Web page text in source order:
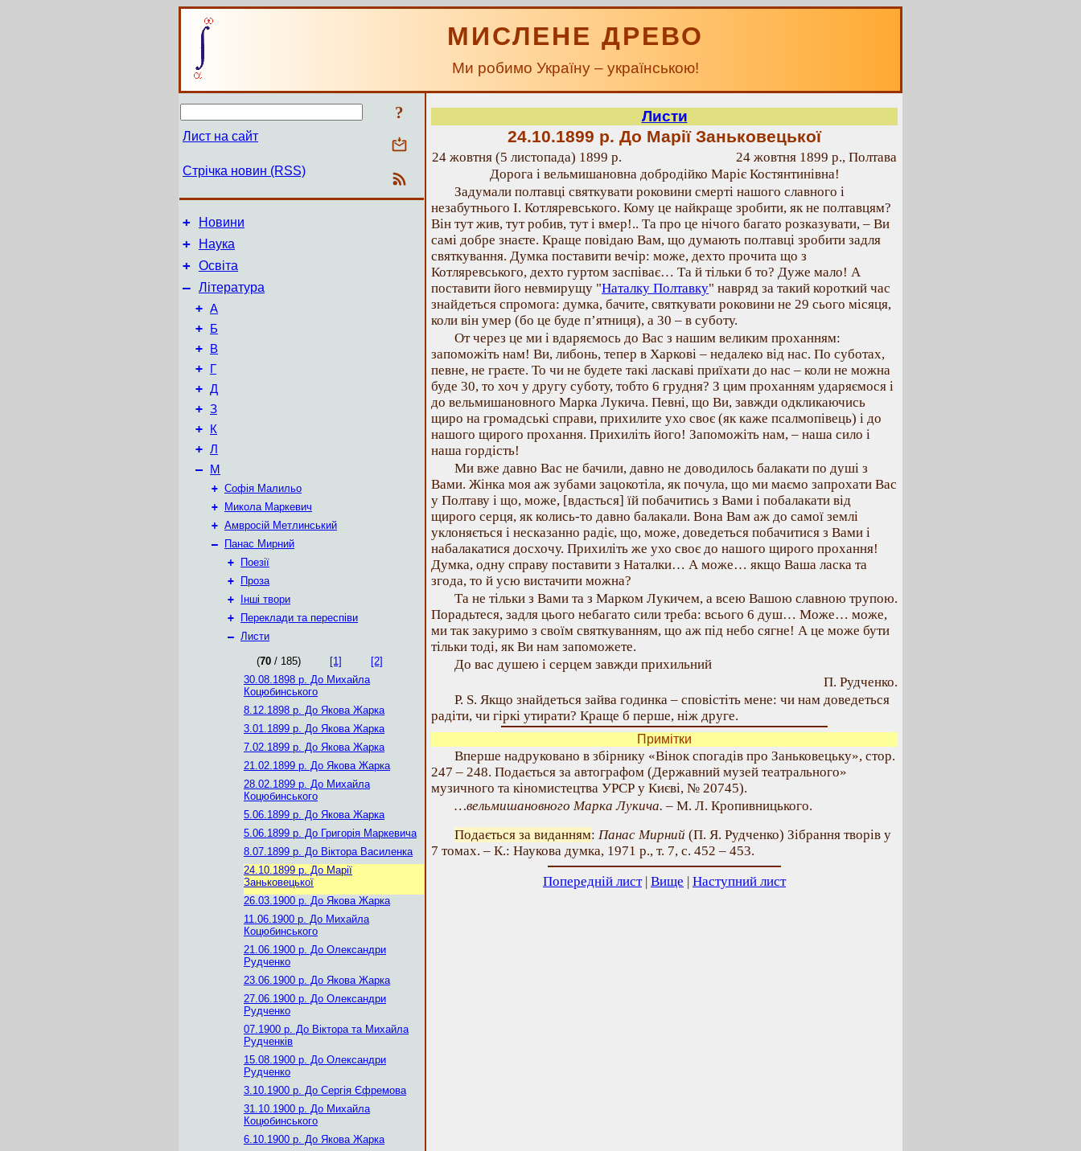
МИСЛЕНЕ ДРЕВО
Ми робимо Україну – українською!
?
Лист на сайт
Стрічка новин (RSS)
+ Новини
+ Наука
+ Освіта
– Література
+ А
+ Б
+ В
+ Г
+ Д
+ З
+ К
+ Л
– М
+ Софія Малильо
+
Микола Маркевич
+ Амвросій Метлинський
–
Панас Мирний
+
Поезії
+
Проза
+
Інші твори
+
Переклади та переспіви
– Листи
(70 / 185) [1]
[2]
30.08.1898 р. До Михайла
Коцюбинського
8.12.1898 р. До Якова Жарка
3.01.1899 р. До Якова Жарка
7.02.1899 р. До Якова Жарка
21.02.1899 р. До Якова Жарка
28.02.1899 р. До Михайла
Коцюбинського
5.06.1899 р. До Якова Жарка
5.06.1899 р. До Григорія Маркевича
8.07.1899 р. До Віктора Василенка
24.10.1899 р. До Марії
Заньковецької
26.03.1900 р. До Якова Жарка
11.06.1900 р. До Михайла
Коцюбинського
21.06.1900 р. До Олександри
Рудченко
23.06.1900 р. До Якова Жарка
27.06.1900 р. До Олександри
Рудченко
07.1900 р. До Віктора та Михайла
Рудченків
15.08.1900 р. До Олександри
Рудченко
3.10.1900 р. До Сергія Єфремова
31.10.1900 р. До Михайла
Коцюбинського
6.10.1900 р. До Якова Жарка
Листи
24.10.1899 р. До Марії Заньковецької
24 жовтня (5 листопада) 1899 р.
24 жовтня 1899 р., Полтава
Дорога і вельмишановна добродійко Маріє Костянтинівна!
Задумали полтавці святкувати роковини смерті нашого славного і
незабутнього І. Котляревського. Кому це найкраще зробити, як не полтавцям?
Він тут жив, тут робив, тут і вмер!.. Та про це нічого багато розказувати, – Ви
самі добре знаєте. Краще повідаю Вам, що думають полтавці зробити задля
святкування. Думка поставити вечір: може, дехто прочита що з
Котляревського, дехто гуртом заспіває… Та й тільки б то? Дуже мало! А
поставити його невмирущу "Наталку Полтавку" навряд за такий короткий час
знайдеться спромога: думка, бачите, святкувати роковини не 29 сього місяця,
коли він умер (бо це буде п’ятниця), а 30 – в суботу.
От через це ми і вдаряємось до Вас з нашим великим проханням:
запоможіть нам! Ви, либонь, тепер в Харкові – недалеко від нас. По суботах,
певне, не граєте. То чи не будете такі ласкаві приїхати до нас – коли не можна
буде 30, то хоч у другу суботу, тобто 6 грудня? З цим проханням ударяємося і
до вельмишановного Марка Лукича. Певні, що Ви, завжди одкликаючись
щиро на громадські справи, прихилите ухо своє (як каже псалмопівець) і до
нашого щирого прохання. Прихиліть його! Запоможіть нам, – наша сило і
наша гордість!
Ми вже давно Вас не бачили, давно не доводилось балакати по душі з
Вами. Жінка моя аж зубами зацокотіла, як почула, що ми маємо запрохати Вас
у Полтаву і що, може, [вдасться] їй побачитись з Вами і побалакати від
щирого серця, як колись-то давно балакали. Вона Вам аж до самої землі
уклоняється і несказанно радіє, що, може, доведеться побачитися з Вами і
набалакатися досхочу. Прихиліть же ухо своє до нашого щирого прохання!
Думка, одну справу поставити з Наталки… А може… якщо Ваша ласка та
згода, то й усю вистачити можна?
Та не тільки з Вами та з Марком Лукичем, а всею Вашою славною трупою.
Порадьтеся, задля цього небагато сили треба: всього 6 душ… Може… може,
ми так закуримо з своїм святкуванням, що аж під небо сягне! А це може бути
тільки тоді, як Ви нам запоможете.
До вас душею і серцем завжди прихильний
П. Рудченко.
Р. S. Якщо знайдеться зайва годинка – сповістіть мене: чи нам доведеться
радіти, чи гіркі утирати? Краще б перше, ніж друге.
Примітки
Вперше надруковано в збірнику «Вінок спогадів про Заньковецьку», стор.
247 – 248. Подається за автографом (Державний музей театрального»
музичного та кіномистецтва УРСР у Києві, № 20745).
…вельмишановного Марка Лукича. – М. Л. Кропивницького.
Подається за виданням: Панас Мирний (П. Я. Рудченко) Зібрання творів у
7 томах. – К.: Наукова думка, 1971 р., т. 7, с. 452 – 453.
Попередній лист| Вище | Наступний лист